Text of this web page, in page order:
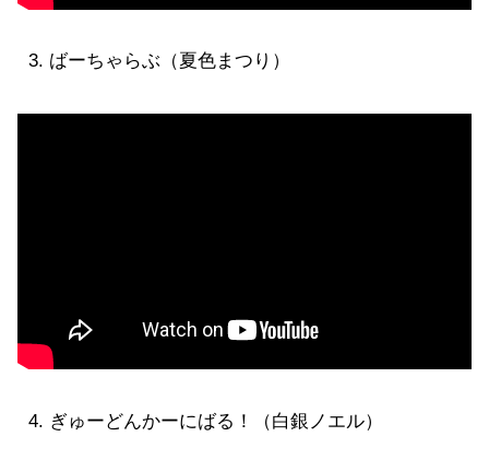
ばーちゃらぶ（夏色まつり）
ぎゅーどんかーにばる！（白銀ノエル）